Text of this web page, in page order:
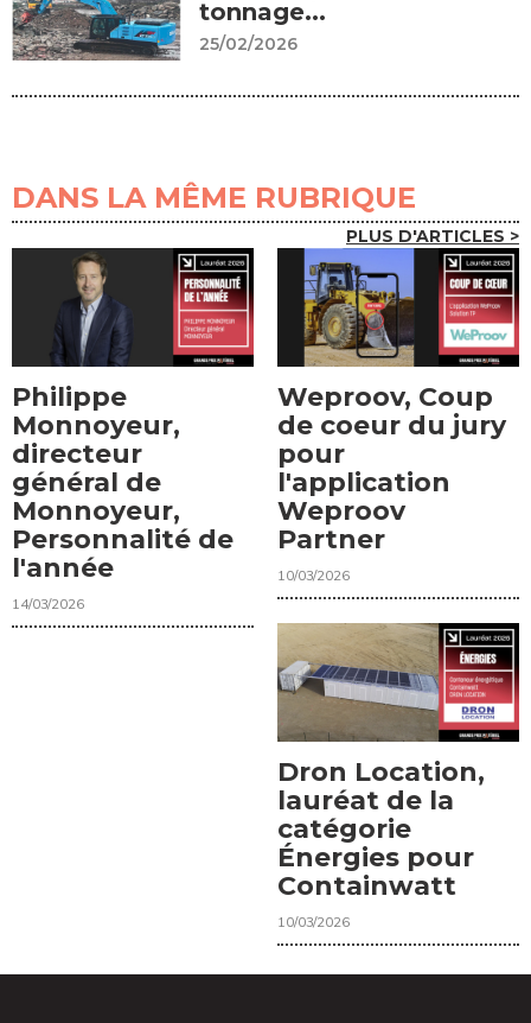
tonnage...
25/02/2026
DANS LA MÊME RUBRIQUE
PLUS D'ARTICLES >
Philippe
Monnoyeur,
directeur
général de
Monnoyeur,
Personnalité de
l'année
14/03/2026
Weproov, Coup
de coeur du jury
pour
l'application
Weproov
Partner
10/03/2026
Dron Location,
lauréat de la
catégorie
Énergies pour
Containwatt
10/03/2026